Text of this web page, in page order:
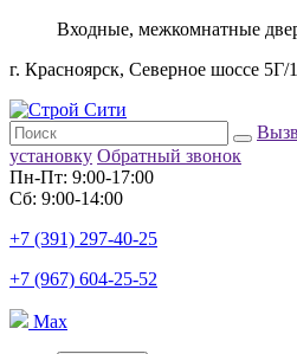
Входные, межкомнатные
г. Красноярск, Северное шоссе 5Г/
установку Обратный звонок
Пн-Пт: 9:00-17:00
Сб: 9:00-14:00
+7 (391) 297-40-25
+7 (967) 604-25-52
Max